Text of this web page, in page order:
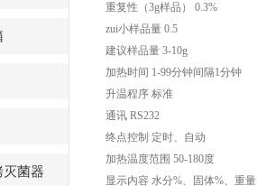
菌器
重复性（3g样品） 0.3%
zui小样品量 0.5
建议样品量 3-10g
加热时间 1-99分钟间隔1分钟
升温程序 标准
通讯 RS232
终点控制 定时、自动
加热温度范围 50-180度
显示内容 水分%、固体%、重